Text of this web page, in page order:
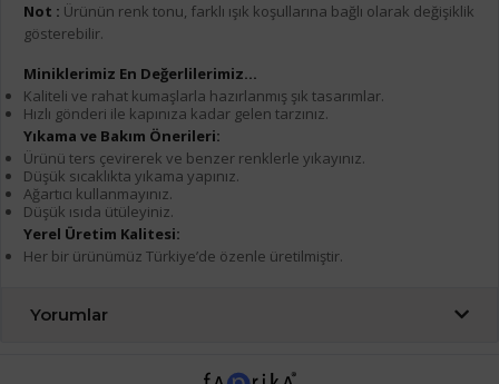
Not : Ürünün renk tonu, farklı ışık koşullarına bağlı olarak değişiklik
gösterebilir.
Miniklerimiz En Değerlilerimiz...
Kaliteli ve rahat kumaşlarla hazırlanmış şık tasarımlar.
Hızlı gönderi ile kapınıza kadar gelen tarzınız.
Yıkama ve Bakım Önerileri:
Ürünü ters çevirerek ve benzer renklerle yıkayınız.
Düşük sıcaklıkta yıkama yapınız.
Ağartıcı kullanmayınız.
Düşük ısıda ütüleyiniz.
Yerel Üretim Kalitesi:
Her bir ürünümüz Türkiye’de özenle üretilmiştir.
Yorumlar